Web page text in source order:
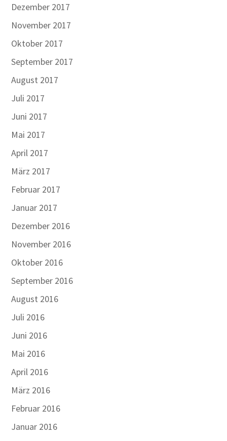
Dezember 2017
November 2017
Oktober 2017
September 2017
August 2017
Juli 2017
Juni 2017
Mai 2017
April 2017
März 2017
Februar 2017
Januar 2017
Dezember 2016
November 2016
Oktober 2016
September 2016
August 2016
Juli 2016
Juni 2016
Mai 2016
April 2016
März 2016
Februar 2016
Januar 2016